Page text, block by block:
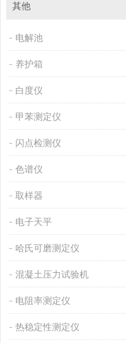
其他
电解池
养护箱
白度仪
甲苯测定仪
闪点检测仪
色谱仪
取样器
电子天平
哈氏可磨测定仪
混凝土压力试验机
电阻率测定仪
热稳定性测定仪